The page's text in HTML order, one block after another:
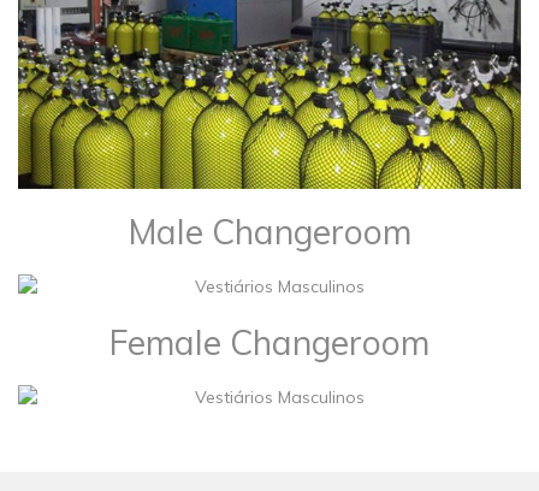
Male Changeroom
Female Changeroom